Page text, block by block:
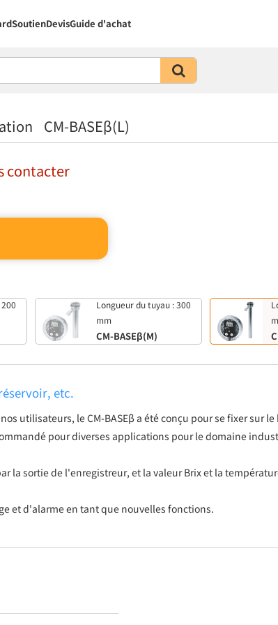
SoutienDevisGuide d'achat
CM-BASEβ(L)
contacter
Longueur du tuyau : 300
mm
CM-BASEβ(M)
etc.
utilisateurs, le CM-BASEβ a été conçu pour se fixer sur
pour diverses applications pour le domaine
la sortie de l'enregistreur, et la valeur Brix et la
et d'alarme en tant que nouvelles fonctions.